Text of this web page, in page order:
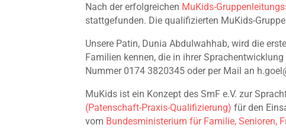
Nach der erfolgreichen MuKids-
stattgefunden. Die qualifizierten MuKids-
Unsere Patin, Dunia Abdulwahhab, wird die
Familien kennen, die in ihrer
Nummer 0174 3820345 oder per Mail an
MuKids ist ein Konzept des SmF e.V. zur
(Patenschaft-Praxis-Qualifizierung) für den
vom Bundesministerium für Familie, Senioren,